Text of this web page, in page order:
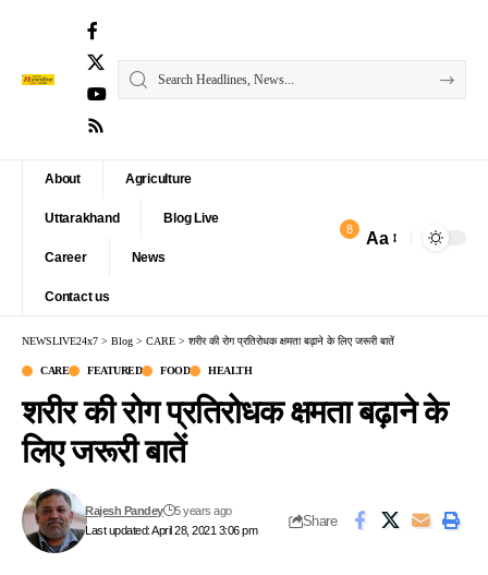
About Agriculture
Uttarakhand Blog Live
Career News
Contact us
8 Aa
NEWSLIVE24x7 > Blog > CARE > शरीर की रोग प्रतिरोधक क्षमता बढ़ाने के लिए जरूरी बातें
CARE FEATURED FOOD HEALTH
शरीर की रोग प्रतिरोधक क्षमता बढ़ाने के
लिए जरूरी बातें
Last updated: April 28, 2021 3:06 pm
Rajesh Pandey 5 years ago
Share